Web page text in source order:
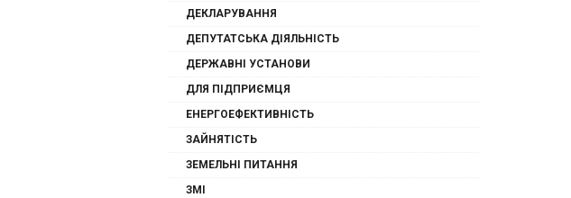
ДЕКЛАРУВАННЯ
ДЕПУТАТСЬКА ДІЯЛЬНІСТЬ
ДЕРЖАВНІ УСТАНОВИ
ДЛЯ ПІДПРИЄМЦЯ
ЕНЕРГОЕФЕКТИВНІСТЬ
ЗАЙНЯТІСТЬ
ЗЕМЕЛЬНІ ПИТАННЯ
ЗМІ